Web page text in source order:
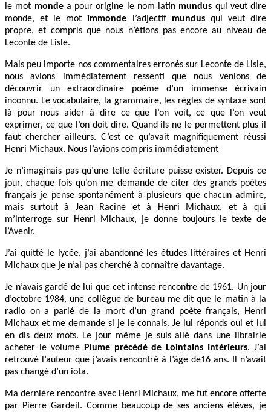
le mot mondea pour origine le nom latin mundus qui veut dire
monde, et le motimmonde l’adjectif mundusqui veut dire
propre, et compris que nous n’étions pas encore au niveau de
Leconte de Lisle.
Mais peu importe nos commentaires erronés sur Leconte de Lisle,
nous avions immédiatement ressenti que nous venions de
découvrir un extraordinaire poème d’un immense écrivain
inconnu. Le vocabulaire, la grammaire, les règles de syntaxe sont
là pour nous aider à dire ce que l’on voit, ce que l’on veut
exprimer, ce que l’on doit dire. Quand ils ne le permettent plus il
faut chercher ailleurs. C’est ce qu’avait magnifiquement réussi
Henri Michaux. Nous l’avions compris immédiatement
Je n’imaginais pas qu’une telle écriture puisse exister. Depuis ce
jour, chaque fois qu’on me demande de citer des grands poètes
français je pense spontanément à plusieurs que chacun admire,
mais surtout à Jean Racine et à Henri Michaux, et à qui
m’interroge sur Henri Michaux, je donne toujours le texte de
l’Avenir.
J’ai quitté le lycée, j’ai abandonné les études littéraires et Henri
Michaux que je n’ai pas cherché à connaître davantage.
Je n’avais gardé de lui que cet intense rencontre de 1961. Un jour
d’octobre 1984, une collègue de bureau me dit que le matin à la
radio on a parlé de la mort d’un grand poète français, Henri
Michaux et me demande si je le connais. Je lui réponds oui et lui
en dis deux mots. Le jour même je suis allé dans une librairie
acheter le volume
Plume précédé de Lointains Intérieurs. J’ai
retrouvé l’auteur que j’avais rencontré à l’âge de16 ans. Il n’avait
pas changé d’un iota.
Ma dernière rencontre avec Henri Michaux, me fut encore offerte
par Pierre Gardeil. Comme beaucoup de ses anciens élèves, je